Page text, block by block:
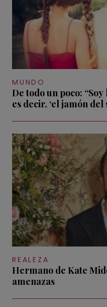
MUNDO
De todo un poco:
es decir, ‘el jamón del
REALEZA
Hermano de Kate
amenazas